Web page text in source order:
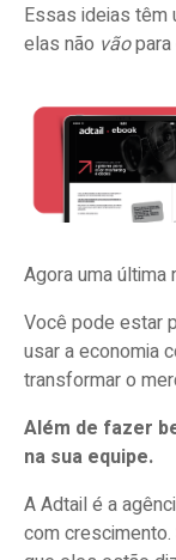
Essas ideias têm
elas não vão
Agora uma
Você pode estar
usar a economia
transformar o
Além de fazer
na sua equipe.
A Adtail é a
com